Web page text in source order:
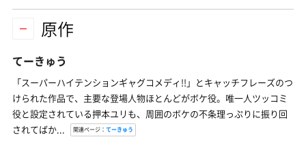
原作
てーきゅう
「スーパーハイテンションギャグコメディ!!」とキャッチフレーズのつ
けられた作品で、主要な登場人物ほとんどがボケ役。唯一人ツッコミ
役と設定されている押本ユリも、周囲のボケの不条理っぷりに振り回
されてばか...
関連ページ： てーきゅう